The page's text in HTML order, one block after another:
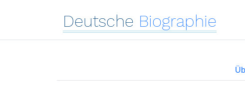
Deutsche Biographie